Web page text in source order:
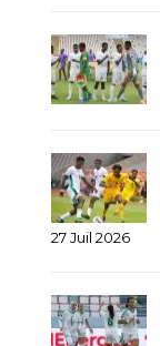
27 Juil 2026